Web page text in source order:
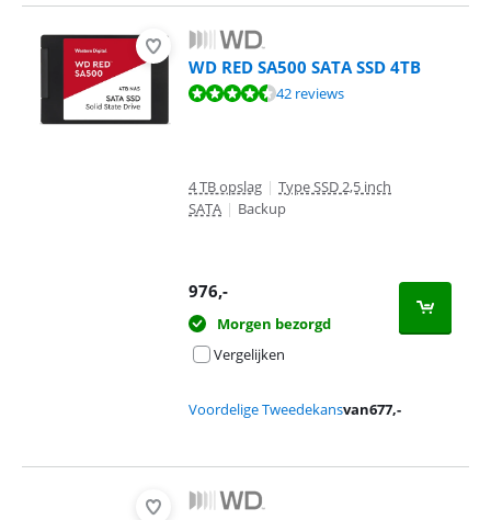
WD RED SA500 SATA SSD 4TB
Beoordeling is 9,0 van de 10, gebaseerd op 42 reviews.
42 reviews
4 TB opslag | Type SSD 2,5 inch
SATA | Backup
976,-
Morgen bezorgd
Vergelijken
Voordelige Tweedekansvan677,-